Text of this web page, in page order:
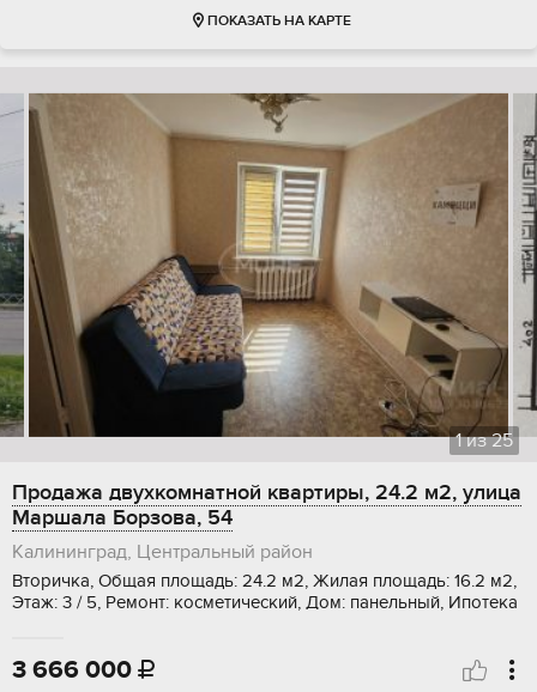
ПОКАЗАТЬ НА КАРТЕ
1из25
Продажа двухкомнатной квартиры, 24.2 м2, улица
Маршала Борзова, 54
Калининград, Центральный район
Вторичка, Общая площадь: 24.2 м2, Жилая площадь: 16.2 м2,
Этаж: 3 / 5, Ремонт: косметический, Дом: панельный, Ипотека
3 666 000 